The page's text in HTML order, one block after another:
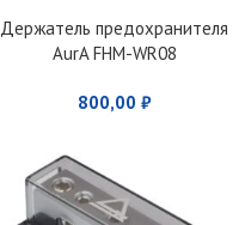
Держатель предохранителя
AurA FHM-WR08
800,00 ₽